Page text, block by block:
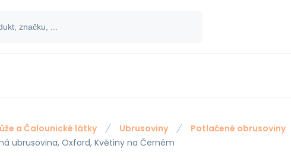
a Čalounické látky Ubrusoviny
Potlačené obrusoviny
ubrusovina, Oxford, Květiny na Černém